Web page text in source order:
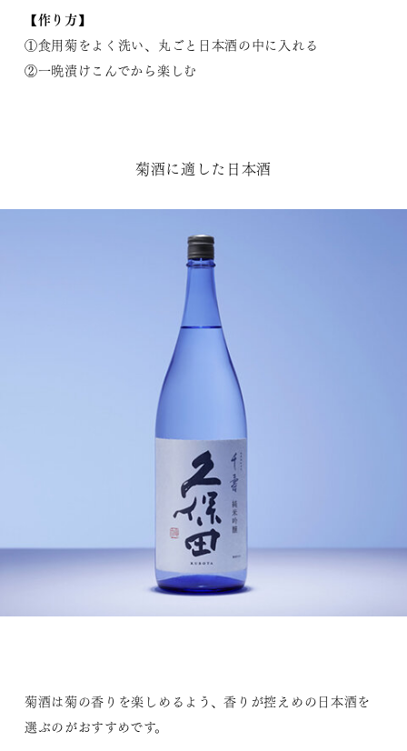
【作り方】
①食用菊をよく洗い、丸ごと日本酒の中に入れる
②一晩漬けこんでから楽しむ
菊酒に適した日本酒
菊酒は菊の香りを楽しめるよう、香りが控えめの日本酒を
選ぶのがおすすめです。